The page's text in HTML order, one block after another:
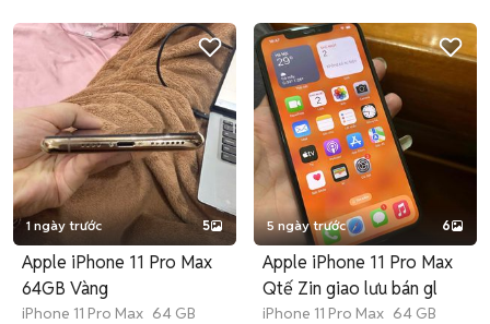
1 ngày trước 5
Apple iPhone 11 Pro Max
64GB Vàng
iPhone 11 Pro Max 64 GB
5 ngày trước 6
Apple iPhone 11 Pro Max
Qtế Zin giao lưu bán gl
iPhone 11 Pro Max 64 GB